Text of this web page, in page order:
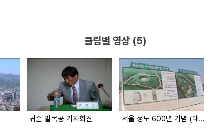
클립별 영상 (5)
귀순 벌목공 기자회견 서울 정도 600년 기념 (대한뉴스 2015호 수록)